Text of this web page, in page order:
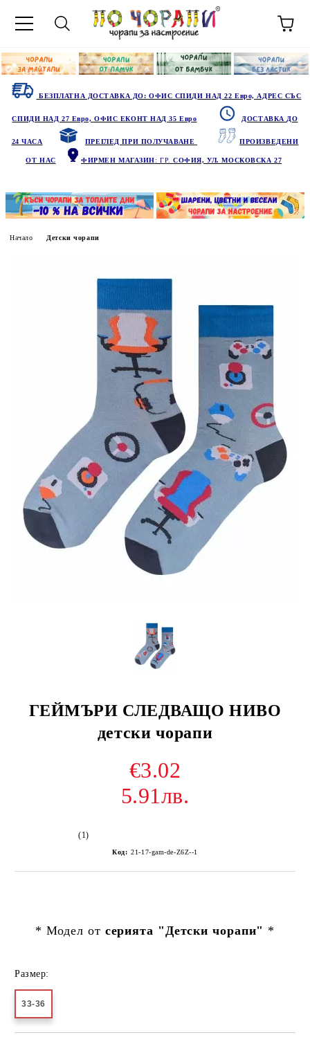
БЕЗПЛАТНА ДОСТАВКА ДО: ОФИС СПИДИ НАД 22 Евро, АДРЕС СЪС
СПИДИ НАД 27 Евро, ОФИС ЕКОНТ НАД 35 Евро ДОСТАВКА ДО
24 ЧАСА ПРЕГЛЕД ПРИ ПОЛУЧАВАНЕ ПРОИЗВЕДЕНИ
ОТ НАС ФИРМЕН МАГАЗИН: ГР.СОФИЯ, УЛ. МОСКОВСКА 27
Начало Детски чорапи
ГЕЙМЪРИ СЛЕДВАЩО НИВО
детски чорапи
€3.02
5.91лв.
(1)
Код: 21-17-gam-de-Z6Z--1
* Модел от серията "Детски чорапи" *
Размер:
33-36